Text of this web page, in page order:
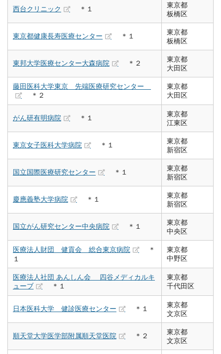
西台クリニック ＊１
東京都
板橋区
東京都健康長寿医療センター ＊１
東京都
板橋区
東邦大学医療センター大森病院 ＊２
東京都
大田区
藤田医科大学東京 先端医療研究センター
＊２
東京都
大田区
がん研有明病院 ＊１
東京都
江東区
東京女子医科大学病院 ＊１
東京都
新宿区
国立国際医療研究センター ＊１
東京都
新宿区
慶應義塾大学病院 ＊１
東京都
新宿区
国立がん研究センター中央病院 ＊１
東京都
中央区
医療法人財団 健貢会 総合東京病院
＊
１
東京都
中野区
医療法人社団 あんしん会 四谷メディカルキ
ューブ
＊１
東京都
千代田区
日本医科大学 健診医療センター ＊１
東京都
文京区
順天堂大学医学部附属順天堂医院 ＊２
東京都
文京区